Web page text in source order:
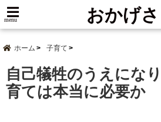
menu おかげさ
ホーム 子育て
自己犠牲のうえにな
育ては本当に必要か